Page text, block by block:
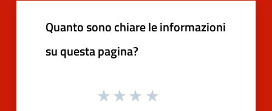
Quanto sono chiare le informazioni
su questa pagina?